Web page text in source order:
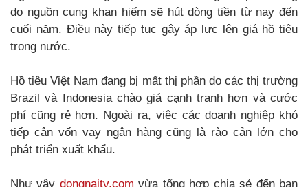
do nguồn cung khan hiếm sẽ hút dòng tiền từ nay đến
cuối năm. Điều này tiếp tục gây áp lực lên giá hồ tiêu
trong nước.
Hồ tiêu Việt Nam đang bị mất thị phần do các thị trường
Brazil và Indonesia chào giá cạnh tranh hơn và cước
phí cũng rẻ hơn. Ngoài ra, việc các doanh nghiệp khó
tiếp cận vốn vay ngân hàng cũng là rào cản lớn cho
phát triển xuất khẩu.
Như vậy dongnaitv.com vừa tổng hợp chia sẻ đến bạn